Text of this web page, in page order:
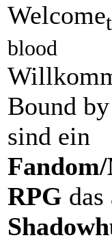
Welcome
blood
Bound
sind ein
RPG